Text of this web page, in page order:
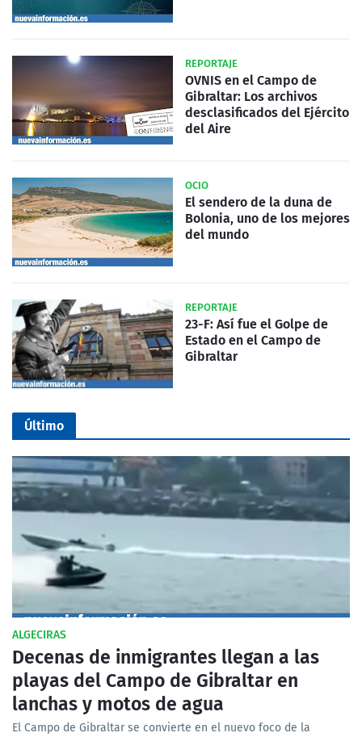
REPORTAJE
OVNIS en el Campo de
Gibraltar: Los archivos
desclasificados del Ejército
del Aire
OCIO
El sendero de la duna de
Bolonia, uno de los mejores
del mundo
REPORTAJE
23-F: Así fue el Golpe de
Estado en el Campo de
Gibraltar
Último
ALGECIRAS
Decenas de inmigrantes llegan a las
playas del Campo de Gibraltar en
lanchas y motos de agua
El Campo de Gibraltar se convierte en el nuevo foco de la